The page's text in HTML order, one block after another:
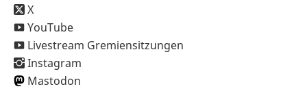
X
YouTube
Livestream Gremiensitzungen
Instagram
Mastodon